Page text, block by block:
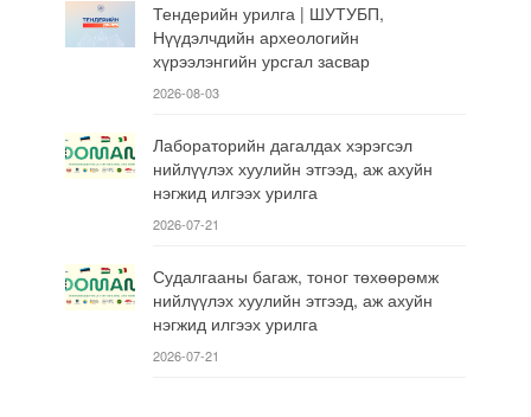
Тендерийн урилга | ШУТУБП,
Нүүдэлчдийн археологийн
хүрээлэнгийн урсгал засвар
2026-08-03
Лабораторийн дагалдах хэрэгсэл
нийлүүлэх хуулийн этгээд, аж ахуйн
нэгжид илгээх урилга
2026-07-21
Судалгааны багаж, тоног төхөөрөмж
нийлүүлэх хуулийн этгээд, аж ахуйн
нэгжид илгээх урилга
2026-07-21